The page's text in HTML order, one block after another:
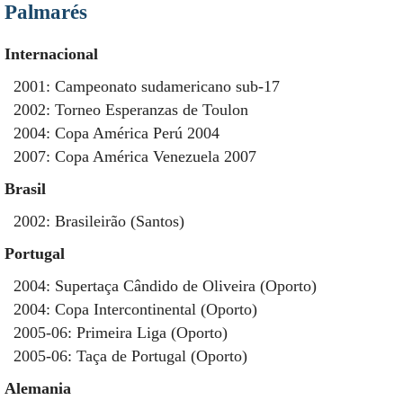
Palmarés
Internacional
2001: Campeonato sudamericano sub-17
2002: Torneo Esperanzas de Toulon
2004: Copa América Perú 2004
2007: Copa América Venezuela 2007
Brasil
2002: Brasileirão (Santos)
Portugal
2004: Supertaça Cândido de Oliveira (Oporto)
2004: Copa Intercontinental (Oporto)
2005-06: Primeira Liga (Oporto)
2005-06: Taça de Portugal (Oporto)
Alemania